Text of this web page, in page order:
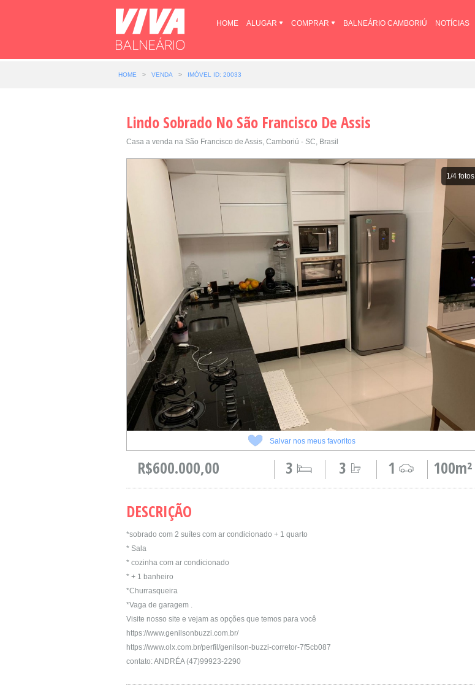
HOME ALUGAR COMPRAR BALNEÁRIO CAMBORIÚ NOTÍCIAS
HOME > VENDA > IMÓVEL ID: 20033
Lindo Sobrado No São Francisco De Assis
Casa a venda na São Francisco de Assis, Camboriú - SC, Brasil
1/4 fotos
Salvar nos meus favoritos
R$600.000,00 100m²
1
3
3
DESCRIÇÃO
*sobrado com 2 suítes com ar condicionado + 1 quarto
* Sala
* cozinha com ar condicionado
* + 1 banheiro
*Churrasqueira
*Vaga de garagem .
Visite nosso site e vejam as opções que temos para você
https://www.genilsonbuzzi.com.br/
https://www.olx.com.br/perfil/genilson-buzzi-corretor-7f5cb087
contato: ANDRÉA (47)99923-2290